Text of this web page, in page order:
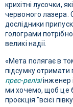
крихітні лусочки,
червоного лазера.
дослідники
голограми
великі надії.
«Мета полягає в
підсумку
прес-релізіінженер
ми хочемо, щоб це
проєкція "всієї